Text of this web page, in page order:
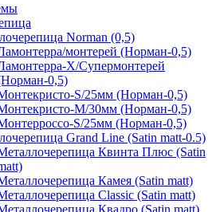
Norman (0,5)
монтерей (Норман-0,5)
Х/Супермонтерей
0,5)
S/25мм (Норман-0,5)
M/30мм (Норман-0,5)
S/25мм (Норман-0,5)
Grand Line (Satin matt-0.5)
Квинта Плюс (Satin
Камея (Satin matt)
Classic (Satin matt)
Квадро (Satin matt)